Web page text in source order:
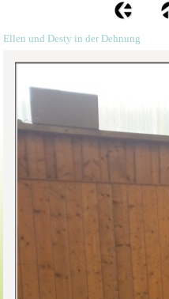
Ellen und Desty in der Dehnung